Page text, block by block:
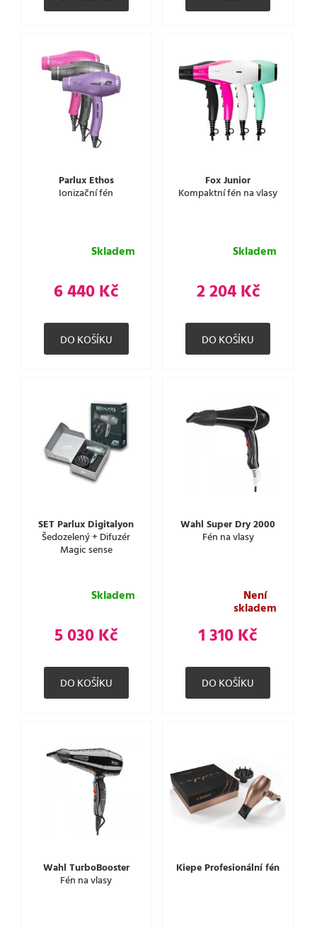
Parlux Ethos
Ionizační fén
Skladem
6 440 Kč
Fox Junior
Kompaktní fén na vlasy
Skladem
2 204 Kč
SET Parlux Digitalyon
Šedozelený + Difuzér
Magic sense
Skladem
5 030 Kč
Wahl Super Dry 2000
Fén na vlasy
Není
skladem
1 310 Kč
Wahl TurboBooster
Fén na vlasy
Kiepe Profesionální fén